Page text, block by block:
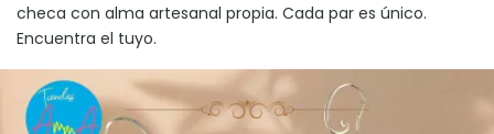
checa con alma artesanal propia. Cada par es único.
Encuentra el tuyo.